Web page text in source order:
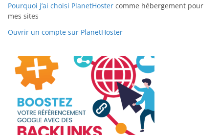
Pourquoi j’ai choisi PlanetHoster comme hébergement pour
mes sites
Ouvrir un compte sur PlanetHoster